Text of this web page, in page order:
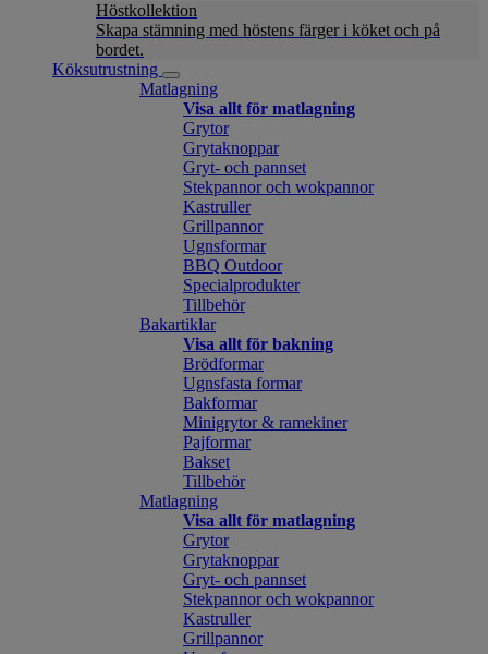
Höstkollektion
Skapa stämning med höstens färger i köket och på
bordet.
Köksutrustning
Matlagning
Visa allt för matlagning
Grytor
Grytaknoppar
Gryt- och pannset
Stekpannor och wokpannor
Kastruller
Grillpannor
Ugnsformar
BBQ Outdoor
Specialprodukter
Tillbehör
Bakartiklar
Visa allt för bakning
Brödformar
Ugnsfasta formar
Bakformar
Minigrytor & ramekiner
Pajformar
Bakset
Tillbehör
Matlagning
Visa allt för matlagning
Grytor
Grytaknoppar
Gryt- och pannset
Stekpannor och wokpannor
Kastruller
Grillpannor